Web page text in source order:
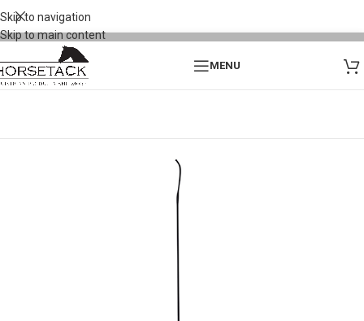
Skip to navigation
Skip to main content
MENU